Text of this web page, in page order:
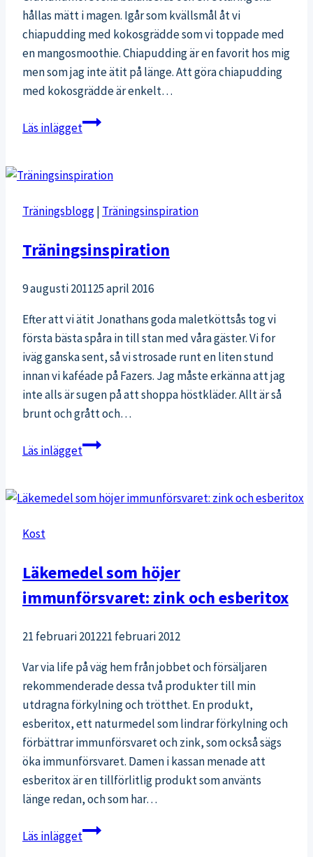
hållas mätt i magen. Igår som kvällsmål åt vi
chiapudding med kokosgrädde som vi toppade med
en mangosmoothie. Chiapudding är en favorit hos mig
men som jag inte ätit på länge. Att göra chiapudding
med kokosgrädde är enkelt…
Läs inläggetChiapudding
och
Träningsblogg| Träningsinspiration
Träningsinspiration
9 augusti 201125 april 2016
Efter att vi ätit Jonathans goda maletköttsås tog vi
första bästa spåra in till stan med våra gäster. Vi for
iväg ganska sent, så vi strosade runt en liten stund
innan vi kaféade på Fazers. Jag måste erkänna att jag
inte alls är sugen på att shoppa höstkläder. Allt är så
brunt och grått och…
Läs inläggetTräningsinspiration
Kost
Läkemedel som höjer
immunförsvaret: zink och esberitox
21 februari 201221 februari 2012
Var via life på väg hem från jobbet och försäljaren
rekommenderade dessa två produkter till min
utdragna förkylning och trötthet. En produkt,
esberitox, ett naturmedel som lindrar förkylning och
förbättrar immunförsvaret och zink, som också sägs
öka immunförsvaret. Damen i kassan menade att
esberitox är en tillförlitlig produkt som använts
länge redan, och som har…
Läs inläggetLäkemedel